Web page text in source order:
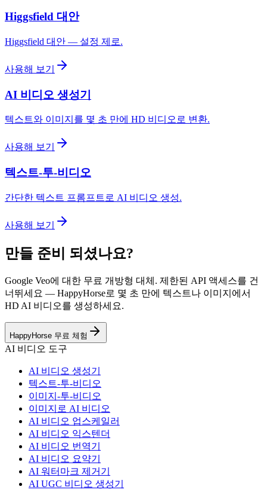
Higgsfield 대안
Higgsfield 대안 — 설정 제로.
사용해 보기
AI 비디오 생성기
텍스트와 이미지를 몇 초 만에 HD 비디오로 변환.
사용해 보기
텍스트-투-비디오
간단한 텍스트 프롬프트로 AI 비디오 생성.
사용해 보기
만들 준비 되셨나요?
Google Veo에 대한 무료 개방형 대체. 제한된 API 액세스를 건
너뛰세요 — HappyHorse로 몇 초 만에 텍스트나 이미지에서
HD AI 비디오를 생성하세요.
HappyHorse 무료 체험
AI 비디오 도구
AI 비디오 생성기
텍스트-투-비디오
이미지-투-비디오
이미지로 AI 비디오
AI 비디오 업스케일러
AI 비디오 익스텐더
AI 비디오 번역기
AI 비디오 요약기
AI 워터마크 제거기
AI UGC 비디오 생성기